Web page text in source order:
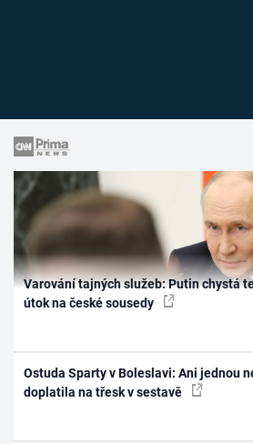
Varování tajných služeb: Putin chystá
útok na české sousedy
Ostuda Sparty v Boleslavi: Ani jednou
doplatila na třesk v sestavě